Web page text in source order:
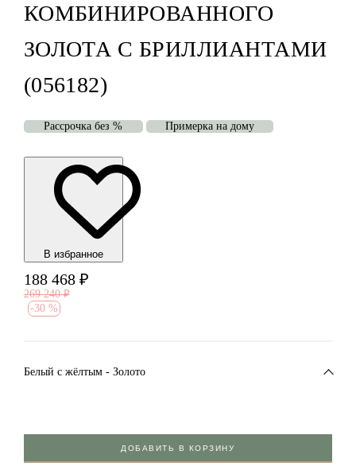
КОМБИНИРОВАННОГО
ЗОЛОТА С БРИЛЛИАНТАМИ
(056182)
Рассрочка без % Примерка на дому
В избранноe
188 468 ₽
269 240 ₽
-30 %
Белый c жёлтым - Золото
ДОБАВИТЬ В КОРЗИНУ